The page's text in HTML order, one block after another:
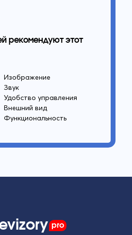
рекомендуют этот
Изображение
Звук
Удобство управления
Внешний вид
Функциональность
pro